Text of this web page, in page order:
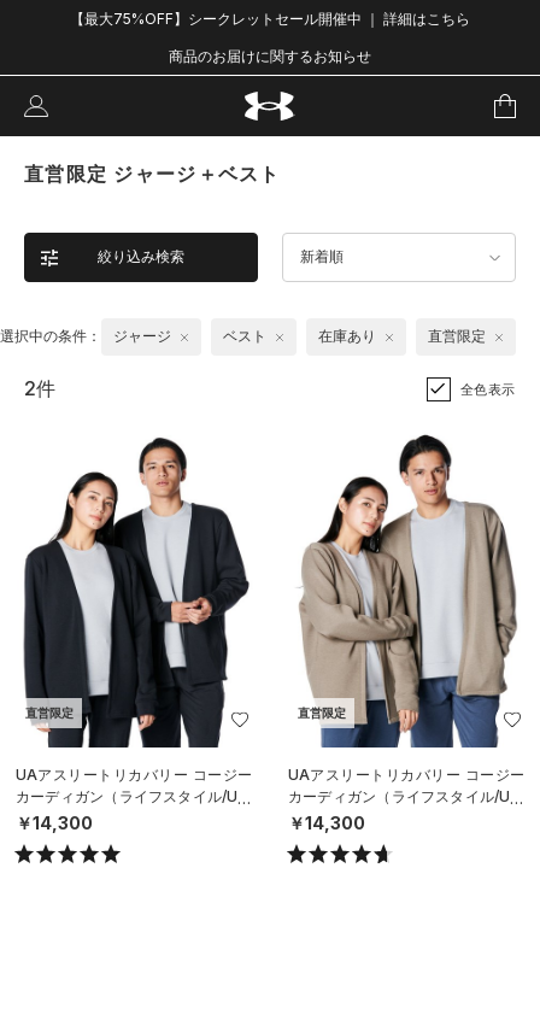
【最大75%OFF】シークレットセール開催中 ｜ 詳細はこちら
商品のお届けに関するお知らせ
直営限定 ジャージ＋ベスト
絞り込み検索 新着順
選択中の条件： ジャージ ベスト 在庫あり 直営限定
2件 全色表示
直営限定
UAアスリートリカバリー コージー
カーディガン（ライフスタイル/UNI
SEX）
￥14,300
直営限定
UAアスリートリカバリー コージー
カーディガン（ライフスタイル/UNI
SEX）
￥14,300